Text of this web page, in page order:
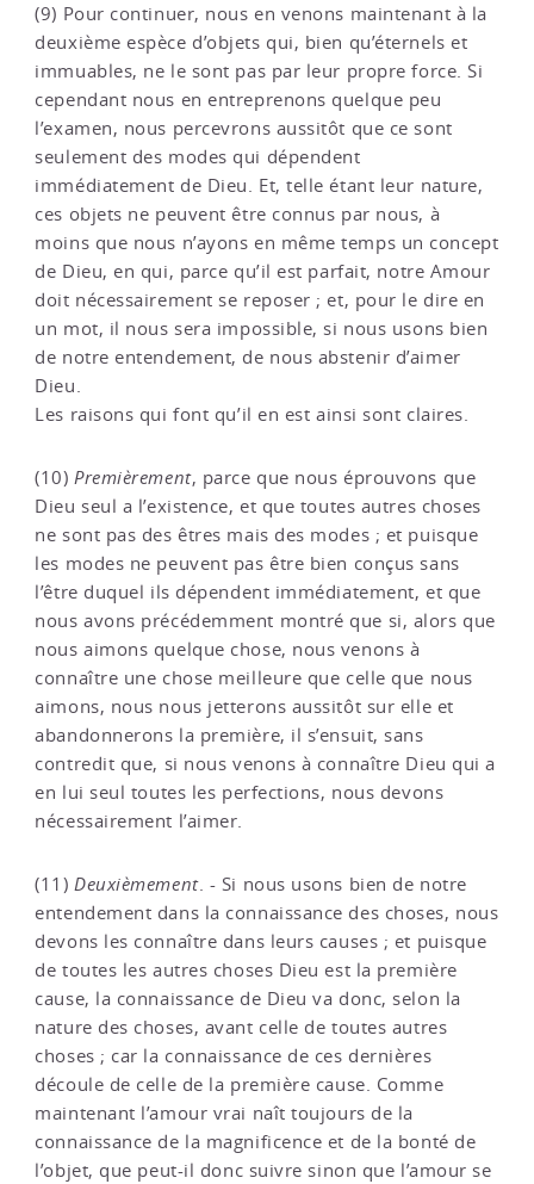
(9) Pour continuer, nous en venons maintenant à la
deuxième espèce d’objets qui, bien qu’éternels et
immuables, ne le sont pas par leur propre force. Si
cependant nous en entreprenons quelque peu
l’examen, nous percevrons aussitôt que ce sont
seulement des modes qui dépendent
immédiatement de Dieu. Et, telle étant leur nature,
ces objets ne peuvent être connus par nous, à
moins que nous n’ayons en même temps un concept
de Dieu, en qui, parce qu’il est parfait, notre Amour
doit nécessairement se reposer ; et, pour le dire en
un mot, il nous sera impossible, si nous usons bien
de notre entendement, de nous abstenir d’aimer
Dieu.
Les raisons qui font qu’il en est ainsi sont claires.
(10)Premièrement, parce que nous éprouvons que
Dieu seul a l’existence, et que toutes autres choses
ne sont pas des êtres mais des modes ; et puisque
les modes ne peuvent pas être bien conçus sans
l’être duquel ils dépendent immédiatement, et que
nous avons précédemment montré que si, alors que
nous aimons quelque chose, nous venons à
connaître une chose meilleure que celle que nous
aimons, nous nous jetterons aussitôt sur elle et
abandonnerons la première, il s’ensuit, sans
contredit que, si nous venons à connaître Dieu qui a
en lui seul toutes les perfections, nous devons
nécessairement l’aimer.
(11)Deuxièmement. - Si nous usons bien de notre
entendement dans la connaissance des choses, nous
devons les connaître dans leurs causes ; et puisque
de toutes les autres choses Dieu est la première
cause, la connaissance de Dieu va donc, selon la
nature des choses, avant celle de toutes autres
choses ; car la connaissance de ces dernières
découle de celle de la première cause. Comme
maintenant l’amour vrai naît toujours de la
connaissance de la magnificence et de la bonté de
l’objet, que peut-il donc suivre sinon que l’amour se